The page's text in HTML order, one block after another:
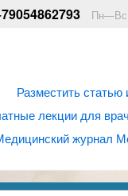
Пн—Вс
Разместить
лекции для
журнал